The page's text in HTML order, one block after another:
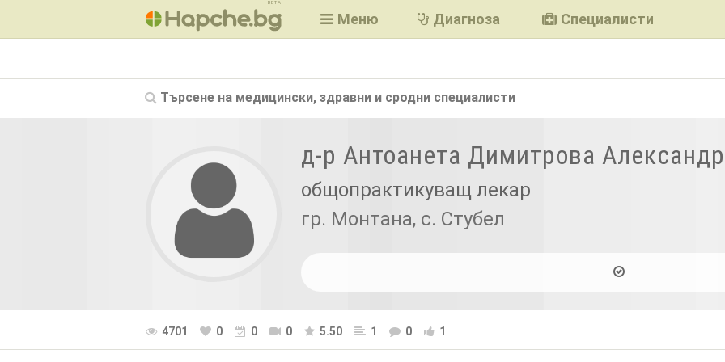
BETA
Меню Диагноза Специалисти
Търсене на медицински, здравни и сродни специалисти
д-р Антоанета Димитрова
общопрактикуващ лекар
гр. Монтана, с. Стубел
4701 0 0 0 5.50 1 0 1